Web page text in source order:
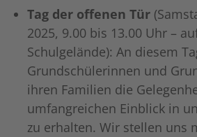
Tag der offenen Tür
2025, 9.00 bis 13.00 Uhr –
Schulgelände): An diesem
Grundschülerinnen und
ihren Familien die
umfangreichen Einblick in
zu erhalten. Wir stellen uns